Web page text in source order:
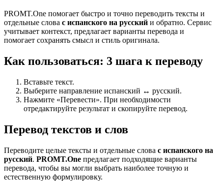
PROMT.One помогает быстро и точно переводить тексты и
отдельные слова с испанского на русский и обратно. Сервис
учитывает контекст, предлагает варианты перевода и
помогает сохранять смысл и стиль оригинала.
Как пользоваться: 3 шага к переводу
Вставьте текст.
Выберите направление испанский ↔ русский.
Нажмите «Перевести». При необходимости
отредактируйте результат и скопируйте перевод.
Перевод текстов и слов
Переводите целые тексты и отдельные слова с испанского на
русский. PROMT.One предлагает подходящие варианты
перевода, чтобы вы могли выбрать наиболее точную и
естественную формулировку.